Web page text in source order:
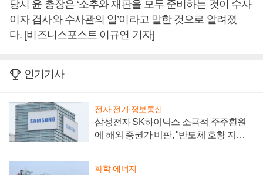
당시 윤 총장은 ‘소추와 재판을 모두 준비하는 것이 수사
이자 검사와 수사관의 일’이라고 말한 것으로 알려졌
다. [비즈니스포스트 이규연 기자]
인기기사
전자·전기·정보통신
삼성전자 SK하이닉스 소극적 주주환원
에 해외 증권가 비판, "반도체 호황 지속
화학·에너지